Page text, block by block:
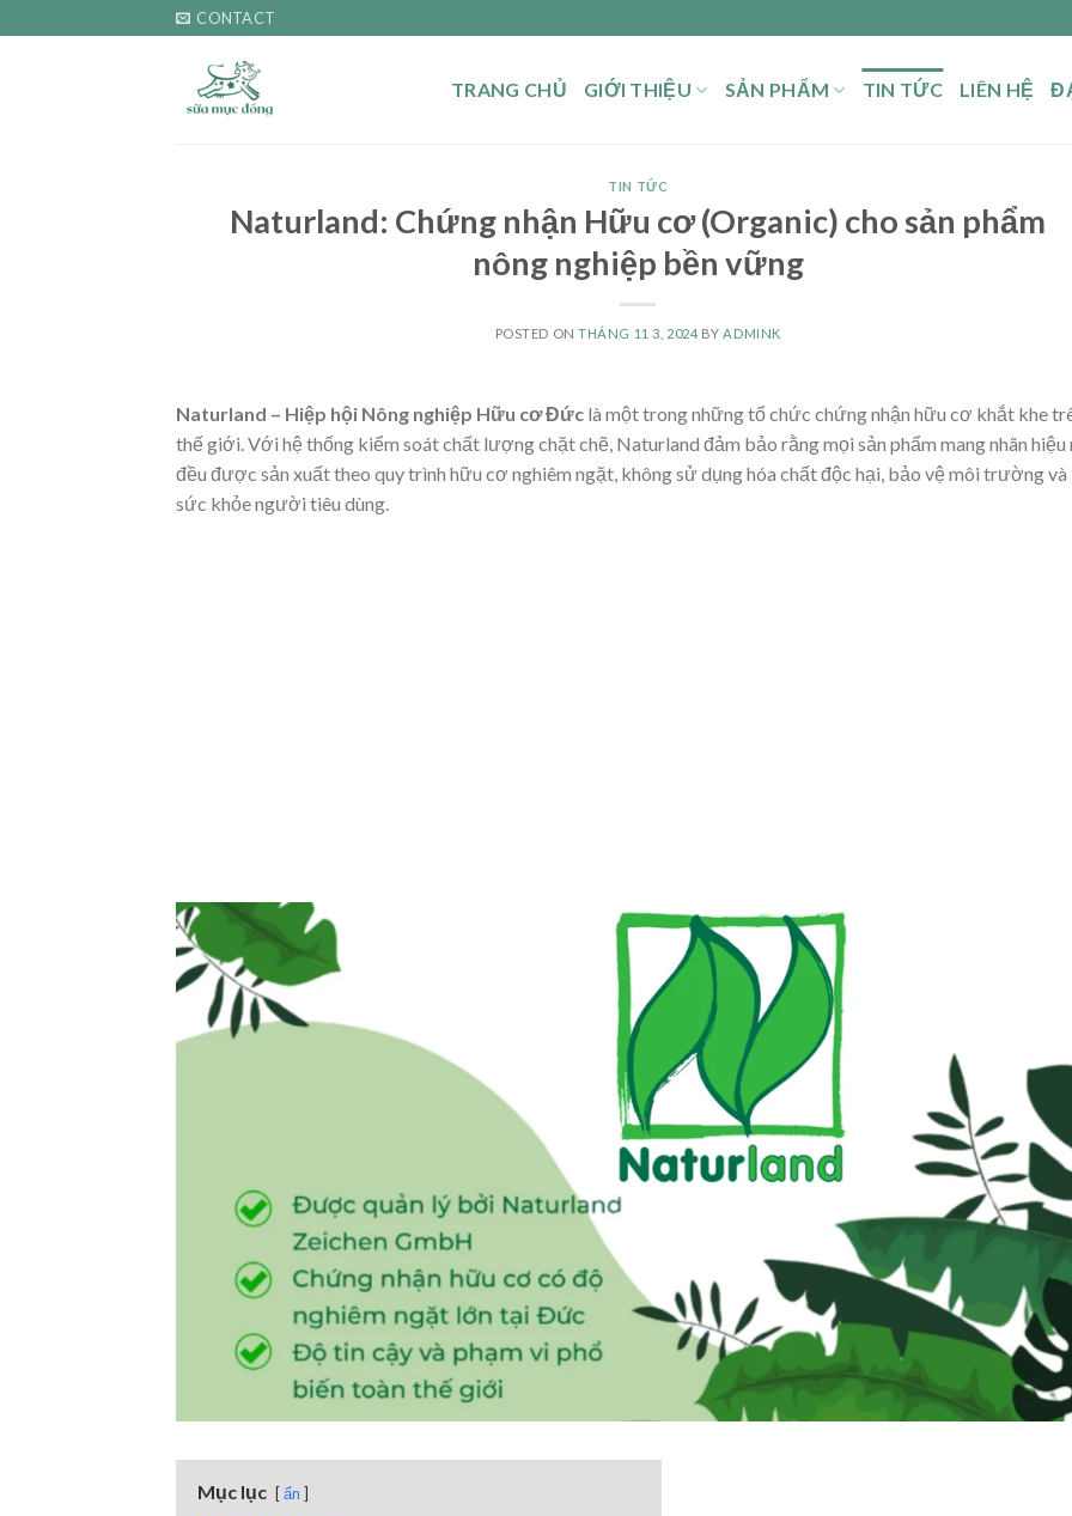
to
CONTACT
TRANG CHỦ GIỚI THIỆU SẢN PHẨM TIN TỨC LIÊN HỆ
TIN TỨC
Naturland: Chứng nhận Hữu cơ (Organic) cho sản phẩm
nông nghiệp bền vững
POSTED ONTHÁNG 11 3, 2024 BY ADMINK
Naturland – Hiệp hội Nông nghiệp Hữu cơ Đức là một trong những tổ chức chứng nhận hữu cơ khắt khe
thế giới. Với hệ thống kiểm soát chất lượng chặt chẽ, Naturland đảm bảo rằng mọi sản phẩm mang nhãn hiệu
đều được sản xuất theo quy trình hữu cơ nghiêm ngặt, không sử dụng hóa chất độc hại, bảo vệ môi trường và
sức khỏe người tiêu dùng.
Mục lục ẩn